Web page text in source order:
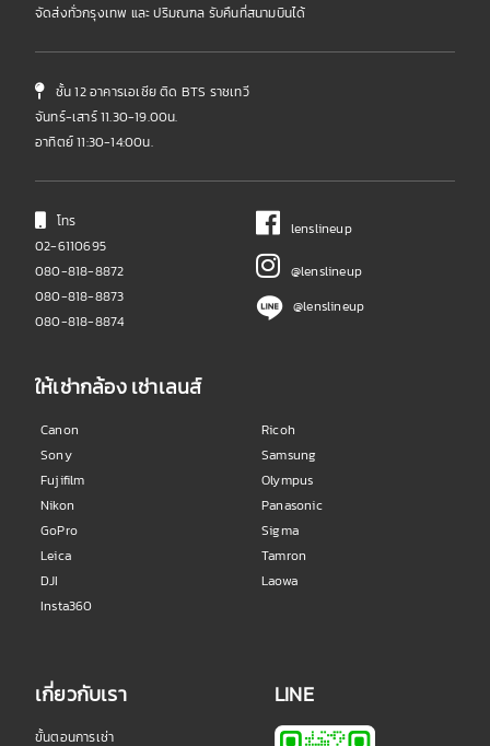
จัดส่งทั่วกรุงเทพ และ ปริมณฑล รับคืนที่สนามบินได้
ชั้น 12 อาคารเอเชีย ติด BTS ราชเทวี
จันทร์-เสาร์ 11.30-19.00น.
อาทิตย์ 11:30-14:00น.
โทร
02-6110695
080-818-8872
080-818-8873
080-818-8874
lenslineup
@lenslineup
@lenslineup
ให้เช่ากล้อง เช่าเลนส์
Canon
Sony
Fujifilm
Nikon
GoPro
Leica
DJI
Insta360
Ricoh
Samsung
Olympus
Panasonic
Sigma
Tamron
Laowa
เกี่ยวกับเรา
ขั้นตอนการเช่า
LINE